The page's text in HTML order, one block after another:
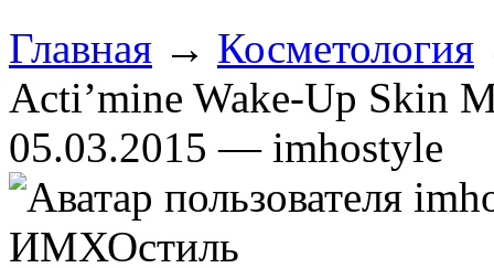
Главная → Косметология
Acti’mine Wake-Up Skin
05.03.2015 — imhostyle
ИМХОстиль